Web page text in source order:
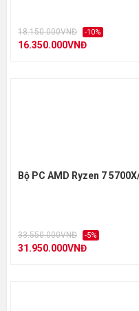
18.150.000VNĐ -10%
16.350.000VNĐ
Bộ PC AMD Ryzen 7
33.550.000VNĐ -5%
31.950.000VNĐ